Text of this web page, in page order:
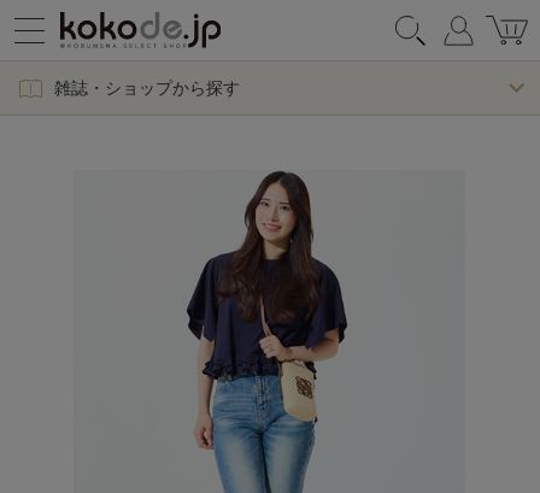
雑誌・ショップから探す